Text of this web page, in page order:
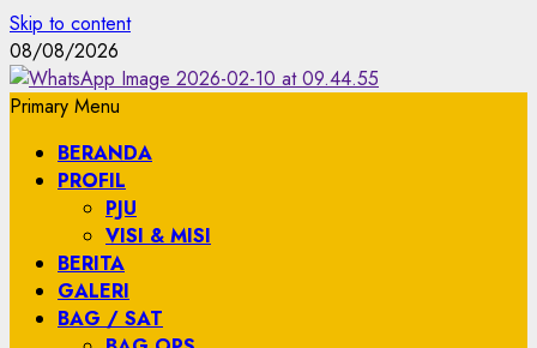
Skip to content
08/08/2026
Primary Menu
BERANDA
PROFIL
PJU
VISI & MISI
BERITA
GALERI
BAG / SAT